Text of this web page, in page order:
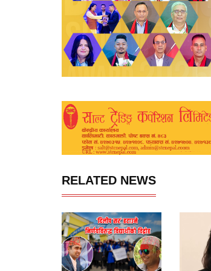
RELATED NEWS